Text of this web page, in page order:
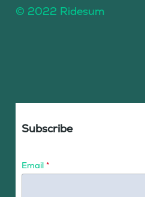
© 2022 Ridesum
Subscribe
Email *